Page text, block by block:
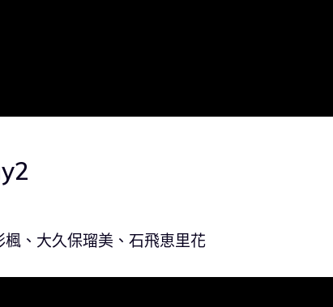
、大久保瑠美、石飛恵里花